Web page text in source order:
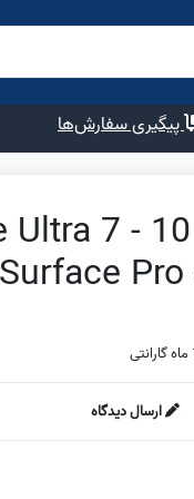
پیگیری سفارش‌ها
ارسال دیدگاه